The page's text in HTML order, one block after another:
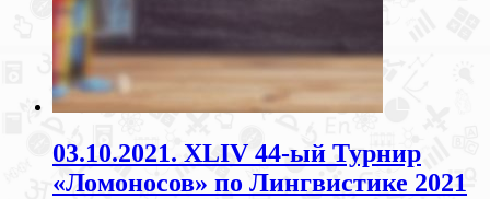
03.10.2021. XLIV 44-ый Турнир
«Ломоносов» по Лингвистике 2021